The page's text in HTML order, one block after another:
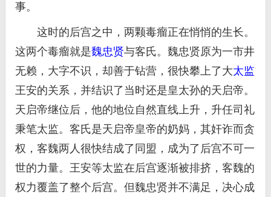
事。
这时的后宫之中，两颗毒瘤正在悄悄的生长。
这两个毒瘤就是魏忠贤与客氏。魏忠贤原为一市井
无赖，大字不识，却善于钻营，很快攀上了大太监
王安的关系，并结识了当时还是皇太孙的天启帝。
天启帝继位后，他的地位自然直线上升，升任司礼
秉笔太监。客氏是天启帝皇帝的奶妈，其奸诈而贪
权，客魏两人很快结成了同盟，成为了后宫不可一
世的力量。王安等太监在后宫逐渐被排挤，客魏的
权力覆盖了整个后宫。但魏忠贤并不满足，决心成